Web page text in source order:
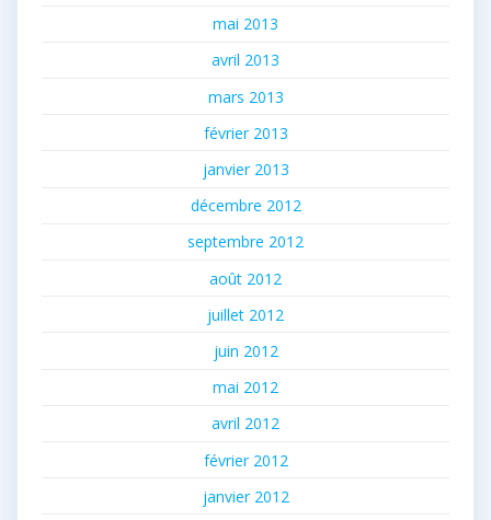
mai 2013
avril 2013
mars 2013
février 2013
janvier 2013
décembre 2012
septembre 2012
août 2012
juillet 2012
juin 2012
mai 2012
avril 2012
février 2012
janvier 2012